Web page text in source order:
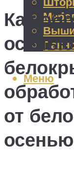
Меню
Как
осенью
от
осенью